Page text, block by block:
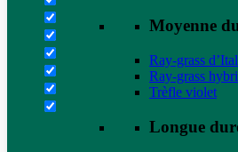
Moyenne
Ray-grass
Ray-grass
Trèfle violet
Longue